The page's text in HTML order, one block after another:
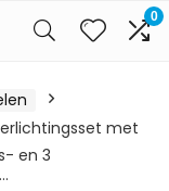
0
met
en 3